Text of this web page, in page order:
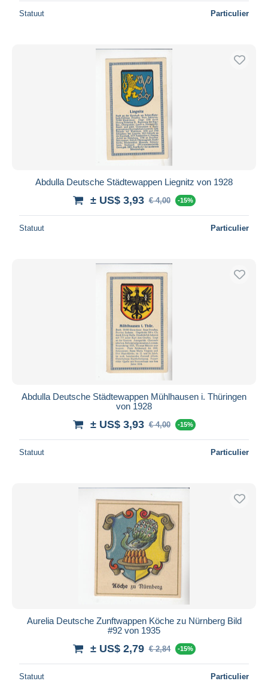
Statuut Particulier
Abdulla Deutsche Städtewappen Liegnitz von 1928
± US$ 3,93 € 4,00 -15%
Statuut Particulier
Abdulla Deutsche Städtewappen Mühlhausen i. Thüringen
von 1928
± US$ 3,93 € 4,00 -15%
Statuut Particulier
Aurelia Deutsche Zunftwappen Köche zu Nürnberg Bild
#92 von 1935
± US$ 2,79 € 2,84 -15%
Statuut Particulier